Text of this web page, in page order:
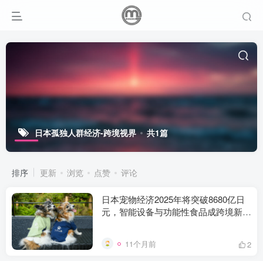
日本孤独人群经济-跨境视界 共1篇
排序 更新 浏览 点赞 评论
日本宠物经济2025年将突破8680亿日
元，智能设备与功能性食品成跨境新蓝
11个月前 2